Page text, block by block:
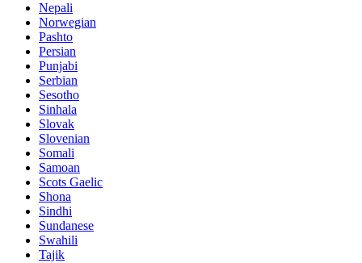
Nepali
Norwegian
Pashto
Persian
Punjabi
Serbian
Sesotho
Sinhala
Slovak
Slovenian
Somali
Samoan
Scots Gaelic
Shona
Sindhi
Sundanese
Swahili
Tajik